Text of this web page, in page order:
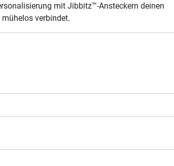
mit Jibbitz™-Ansteckern deinen
verbindet.